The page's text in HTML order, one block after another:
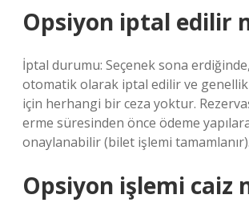
Opsiyon iptal edilir
İptal durumu: Seçenek sona
otomatik olarak iptal edilir ve
için herhangi bir ceza yoktur.
erme süresinden önce ödeme
onaylanabilir (bilet işlemi tamamlanır).
Opsiyon işlemi caiz